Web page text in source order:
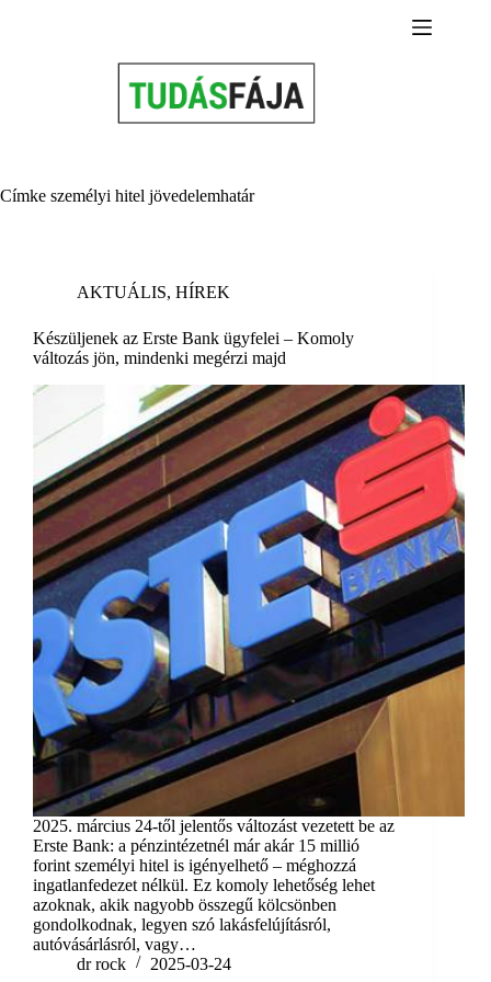
Címke személyi hitel jövedelemhatár
AKTUÁLIS, HÍREK
Készüljenek az Erste Bank ügyfelei – Komoly
változás jön, mindenki megérzi majd
2025. március 24-től jelentős változást vezetett be az
Erste Bank: a pénzintézetnél már akár 15 millió
forint személyi hitel is igényelhető – méghozzá
ingatlanfedezet nélkül. Ez komoly lehetőség lehet
azoknak, akik nagyobb összegű kölcsönben
gondolkodnak, legyen szó lakásfelújításról,
autóvásárlásról, vagy…
dr rock
2025-03-24